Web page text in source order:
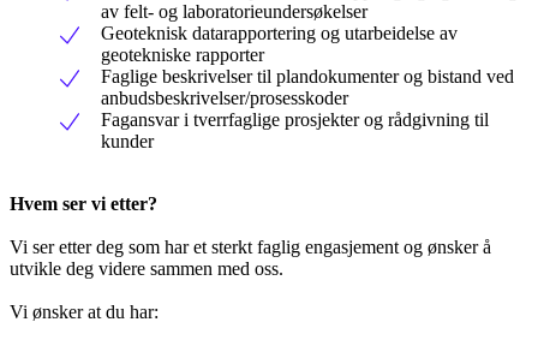
av felt- og laboratorieundersøkelser
Geoteknisk datarapportering og utarbeidelse av
geotekniske rapporter
Faglige beskrivelser til plandokumenter og bistand ved
anbudsbeskrivelser/prosesskoder
Fagansvar i tverrfaglige prosjekter og rådgivning til
kunder
Hvem ser vi etter?
Vi ser etter deg som har et sterkt faglig engasjement og ønsker å
utvikle deg videre sammen med oss.
Vi ønsker at du har: